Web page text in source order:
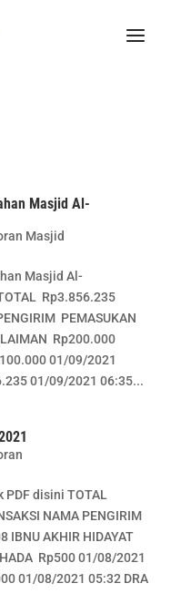
Masjid Al-
Masjid
Masjid Al-
Rp3.856.235
PEMASUKAN
Rp200.000
01/09/2021
01/09/2021 06:35...
disini TOTAL
NAMA PENGIRIM
IBNU AKHIR HIDAYAT
Rp500 01/08/2021
01/08/2021 05:32 DRA